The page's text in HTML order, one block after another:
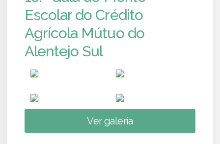
Escolar do Crédito
Agrícola Mútuo do
Alentejo Sul
Ver galeria